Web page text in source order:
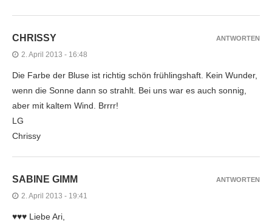
CHRISSY
2. April 2013 - 16:48
Die Farbe der Bluse ist richtig schön frühlingshaft. Kein Wunder,
wenn die Sonne dann so strahlt. Bei uns war es auch sonnig,
aber mit kaltem Wind. Brrrr!
LG
Chrissy
ANTWORTEN
SABINE GIMM
2. April 2013 - 19:41
♥♥♥ Liebe Ari,
ANTWORTEN